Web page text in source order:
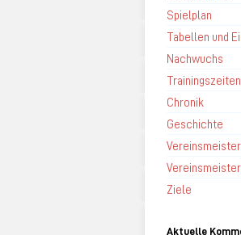
Spielplan
Tabellen und
Nachwuchs
Trainingszeiten
Chronik
Geschichte
Ziele
Aktuelle